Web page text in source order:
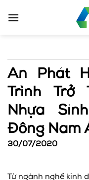
qua
An Phát
Trình Trở
Nhựa
Đông Nam
30/07/2020
Từ ngành nghề kinh